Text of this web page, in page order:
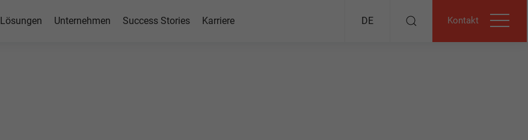
Lösungen Unternehmen Success Stories Karriere DE Kontakt